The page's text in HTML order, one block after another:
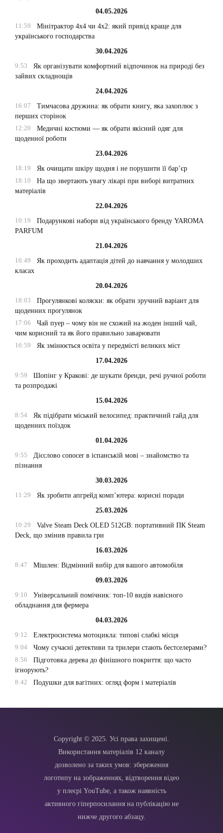
04.05.2026
11:59
Мінітрактор 4х4 чи 4х2: який привід краще для
українського господарства
30.04.2026
9:53
Як організувати комфортний відпочинок на природі без
зайвих складнощів
24.04.2026
16:07
Тимчасова дружина: як обрати книгу, яка захоплює з
перших сторінок
12:20
Медичні костюми — як обрати якісний одяг для
щоденної роботи
23.04.2026
18:19
Як очищати шкіру щодня і не порушити її бар’єр
18:10
На що звертають увагу лікарі при виборі витратних
матеріалів
22.04.2026
10:19
Подарункові набори від українського бренду YAROMA
PARFUM
21.04.2026
16:49
Як проходить адаптація дітей до навчання у молодших
класах
20.04.2026
18:03
Прогулянкові коляски: як обрати зручний варіант для
щоденних прогулянок
17:06
Чай пуер – чому він не схожий на жоден інший чай,
чим корисний та як його правильно заварювати
16:59
Як змінюється освіта у передмісті великих міст
17.04.2026
9:59
Шопінг у Кракові: де шукати бренди, речі ручної роботи
та розпродажі
15.04.2026
8:54
Як підібрати міський велосипед: практичний гайд для
щоденних поїздок
01.04.2026
9:55
Дієслово conocer в іспанській мові – знайомство та
пізнання
30.03.2026
11:29
Як зробити апгрейд комп’ютера: корисні поради
25.03.2026
10:29
Valve Steam Deck OLED 512GB: портативний ПК Steam
Deck, що змінив правила гри
16.03.2026
8:47
Мішлен: Відмінний вибір для вашого автомобіля
09.03.2026
9:10
Універсальний помічник: топ-10 видів навісного
обладнання для фермера
04.03.2026
9:12
Електросистема мотоцикла: типові слабкі місця
9:04
Чому сучасні детективи та трилери стають бестселерами?
8:56
Підготовка дерева до фінішного покриття: що часто
ігнорують?
8:42
Подушки для вагітних: огляд форм і матеріалів
Copyright © 2025. Усі права захищені.
Використання матеріалів 12 каналу
дозволено за таких умов: збереження
логотипу на зображеннях, відтворення відео
у плеєрі YouTube, а також наявність
активного гіперпосилання на публікацію не
нижче другого абзацу.